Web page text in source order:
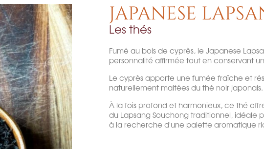
Thé vert
Thé blanc
Rooibos
Pu Erh
Oolong
Infusion
Thé fumé
Thé Parfumé
Théière isotherme
Théière Japonaise
JAPANESE
Les thés
Fumé au bois de cyprès, le Japanese
personnalité affirmée tout en conservant
Le cyprès apporte une fumée fraîche et
naturellement maltées du thé noir japonais.
À la fois profond et harmonieux, ce thé
du Lapsang Souchong traditionnel, idéale
à la recherche d'une palette aromatique